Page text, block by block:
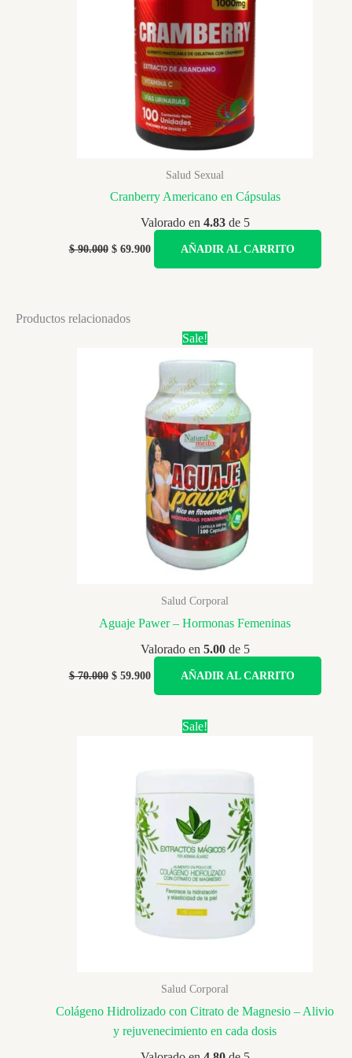
Salud Sexual
Cranberry Americano en Cápsulas
Valorado en 4.83de 5
$90.000 Original
$69.900CurrentAÑADIR AL CARRITO
Productos relacionados
Sale!
Salud Corporal
Aguaje Pawer – Hormonas Femeninas
Valorado en 5.00de 5
$70.000 Original
$59.900CurrentAÑADIR AL CARRITO
Sale!
Salud Corporal
Colágeno Hidrolizado con Citrato de Magnesio – Alivio
y rejuvenecimiento en cada dosis